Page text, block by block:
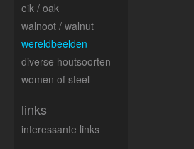
eik / oak
walnoot / walnut
wereldbeelden
diverse houtsoorten
women of steel
links
interessante links